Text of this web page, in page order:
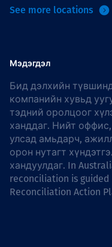
See more locations
Мэдэгдэл
Бид дэлхийн
компанийн хувьд
тэдний оролцоог
ханддаг. Нийт
улсад амьдарч,
орон нутагт
хандуулдаг. In
reconciliation is guided
Reconciliation Action